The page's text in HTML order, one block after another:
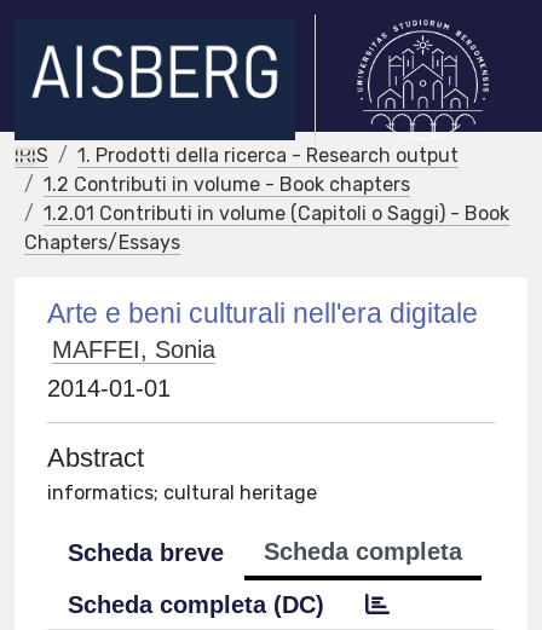
IRIS
1. Prodotti della ricerca - Research output
1.2 Contributi in volume - Book chapters
1.2.01 Contributi in volume (Capitoli o Saggi) - Book
Chapters/Essays
Arte e beni culturali nell'era digitale
MAFFEI, Sonia
2014-01-01
Abstract
informatics; cultural heritage
Scheda breve
Scheda completa
Scheda completa (DC)